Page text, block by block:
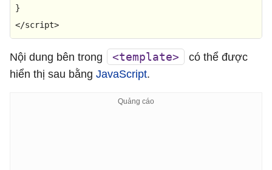
</script>
Nội dung bên trong <template>
có thể được
hiển thị sau bằng JavaScript.